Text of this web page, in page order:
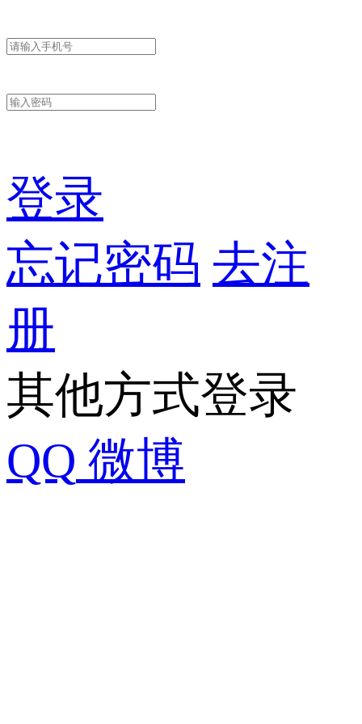
登录
忘记密码 去注
册
其他方式登录
QQ 微博